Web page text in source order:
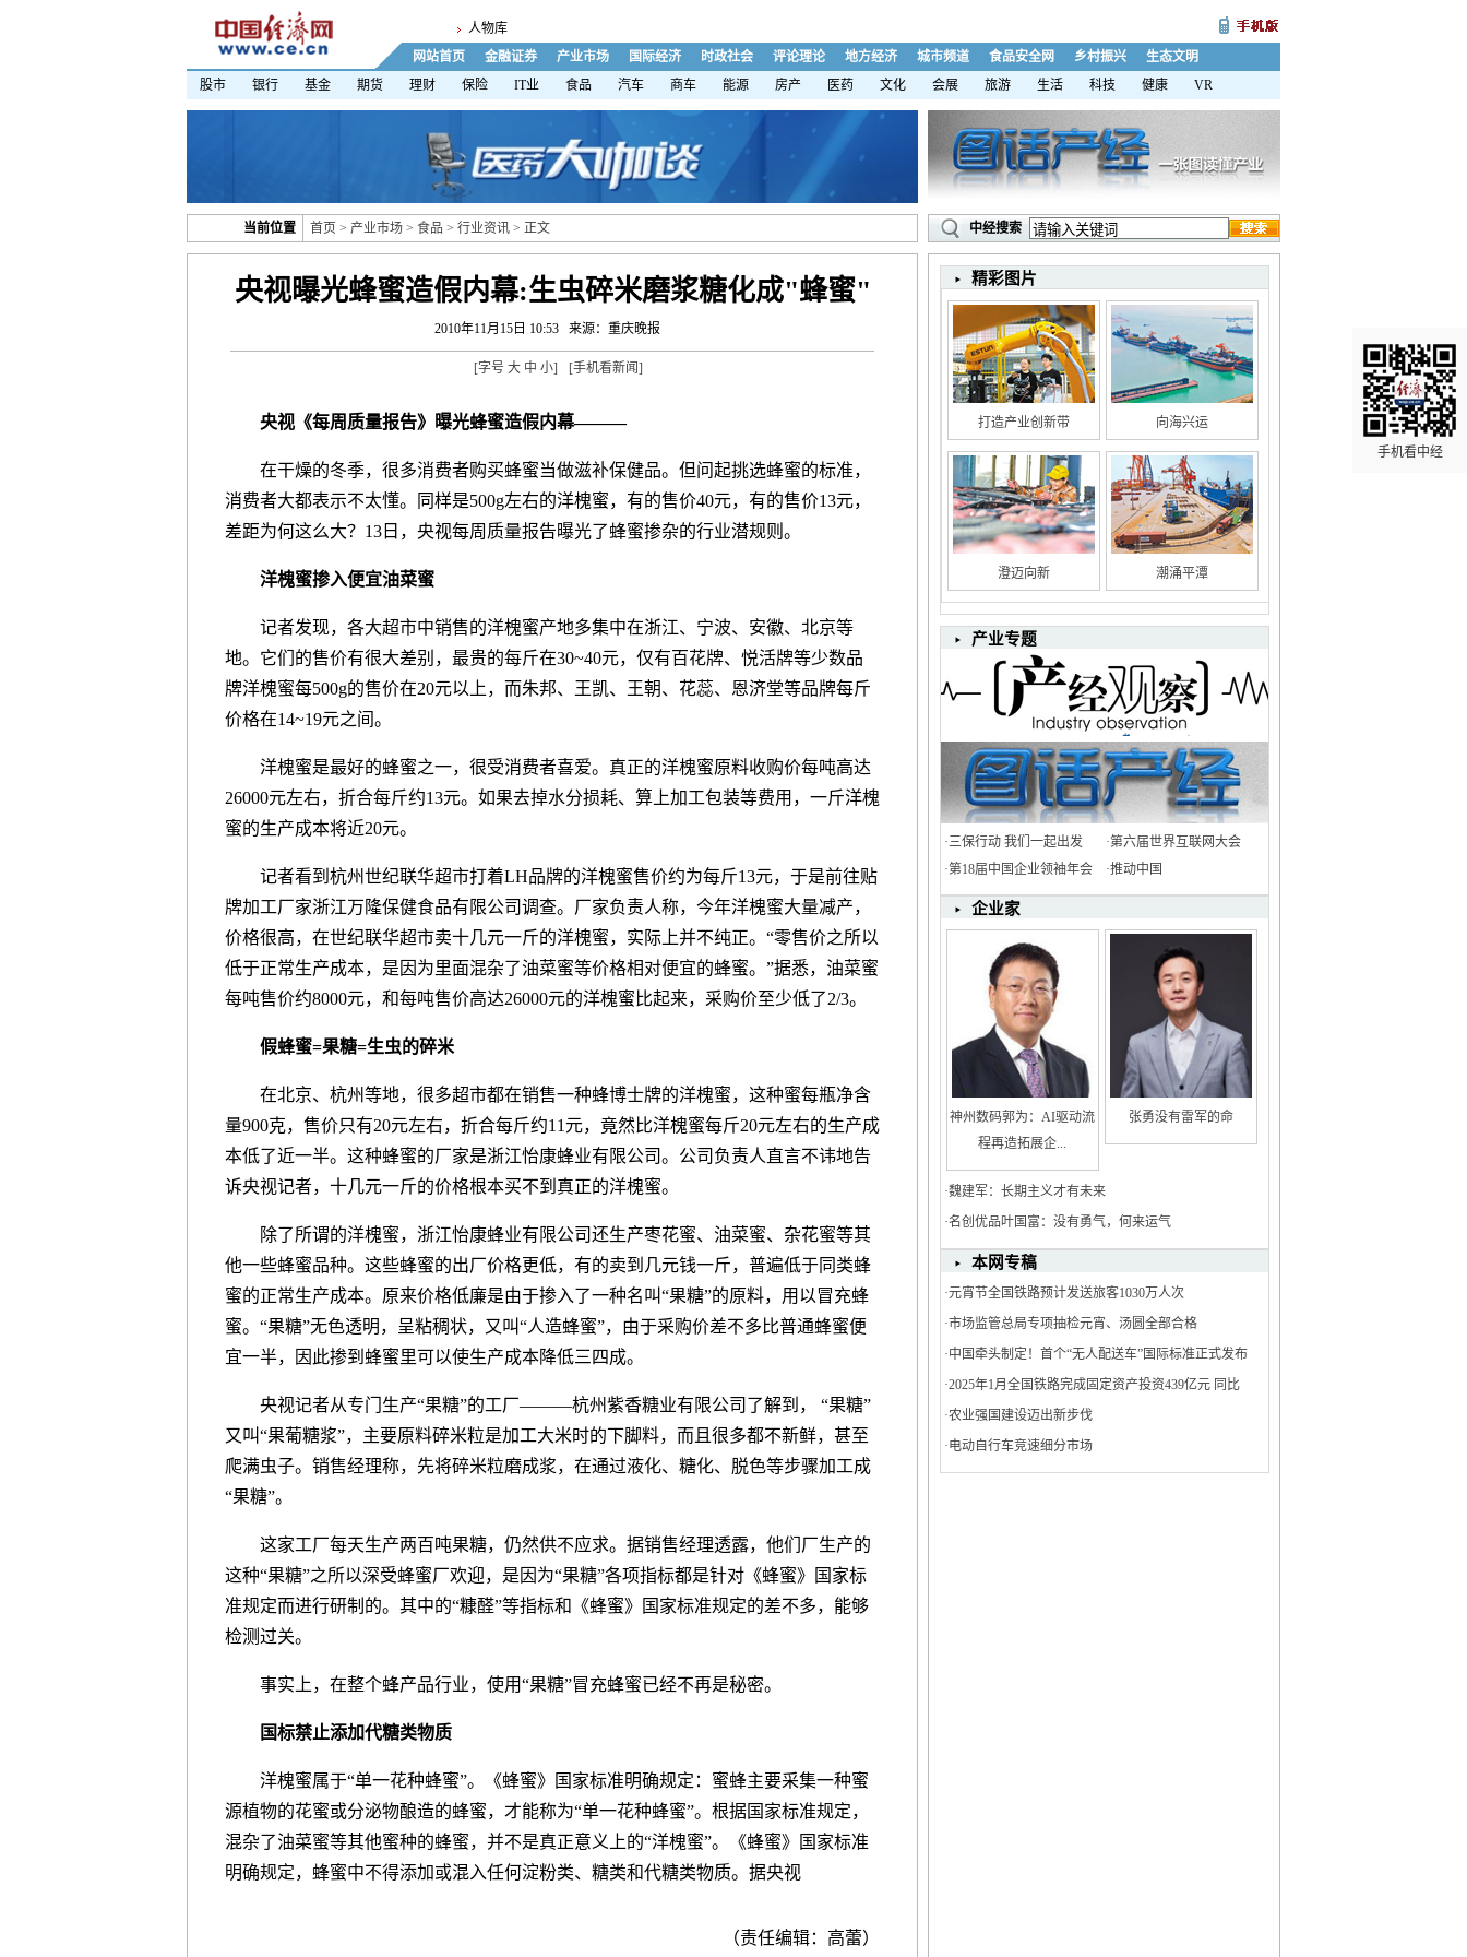
人物库
网站首页
金融证券 产业市场 国际经济 时政社会 评论理论 地方经济 城市频道 食品安全网 乡村振兴
生态文明
股市
银行 基金 期货 理财 保险 IT业 食品 汽车 商车 能源 房产 医药 文化 会展 旅游 生活 科技 健康 VR
当前位置 首页 > 产业市场 > 食品 > 行业资讯 > 正文 中经搜索
央视曝光蜂蜜造假内幕:生虫碎米磨浆糖化成"蜂蜜"
2010年11月15日 10:53 来源：重庆晚报
[字号 大 中 小] [手机看新闻]
央视《每周质量报告》曝光蜂蜜造假内幕———
在干燥的冬季，很多消费者购买蜂蜜当做滋补保健品。但问起挑选蜂蜜的标准，
消费者大都表示不太懂。同样是500g左右的洋槐蜜，有的售价40元，有的售价13元，
差距为何这么大？13日，央视每周质量报告曝光了蜂蜜掺杂的行业潜规则。
洋槐蜜掺入便宜油菜蜜
记者发现，各大超市中销售的洋槐蜜产地多集中在浙江、宁波、安徽、北京等
地。它们的售价有很大差别，最贵的每斤在30~40元，仅有百花牌、悦活牌等少数品
牌洋槐蜜每500g的售价在20元以上，而朱邦、王凯、王朝、花蕊、恩济堂等品牌每斤
价格在14~19元之间。
洋槐蜜是最好的蜂蜜之一，很受消费者喜爱。真正的洋槐蜜原料收购价每吨高达
26000元左右，折合每斤约13元。如果去掉水分损耗、算上加工包装等费用，一斤洋槐
蜜的生产成本将近20元。
记者看到杭州世纪联华超市打着LH品牌的洋槐蜜售价约为每斤13元，于是前往贴
牌加工厂家浙江万隆保健食品有限公司调查。厂家负责人称，今年洋槐蜜大量减产，
价格很高，在世纪联华超市卖十几元一斤的洋槐蜜，实际上并不纯正。“零售价之所以
低于正常生产成本，是因为里面混杂了油菜蜜等价格相对便宜的蜂蜜。”据悉，油菜蜜
每吨售价约8000元，和每吨售价高达26000元的洋槐蜜比起来，采购价至少低了2/3。
假蜂蜜=果糖=生虫的碎米
在北京、杭州等地，很多超市都在销售一种蜂博士牌的洋槐蜜，这种蜜每瓶净含
量900克，售价只有20元左右，折合每斤约11元，竟然比洋槐蜜每斤20元左右的生产成
本低了近一半。这种蜂蜜的厂家是浙江怡康蜂业有限公司。公司负责人直言不讳地告
诉央视记者，十几元一斤的价格根本买不到真正的洋槐蜜。
除了所谓的洋槐蜜，浙江怡康蜂业有限公司还生产枣花蜜、油菜蜜、杂花蜜等其
他一些蜂蜜品种。这些蜂蜜的出厂价格更低，有的卖到几元钱一斤，普遍低于同类蜂
蜜的正常生产成本。原来价格低廉是由于掺入了一种名叫“果糖”的原料，用以冒充蜂
蜜。“果糖”无色透明，呈粘稠状，又叫“人造蜂蜜”，由于采购价差不多比普通蜂蜜便
宜一半，因此掺到蜂蜜里可以使生产成本降低三四成。
央视记者从专门生产“果糖”的工厂———杭州紫香糖业有限公司了解到， “果糖”
又叫“果葡糖浆”，主要原料碎米粒是加工大米时的下脚料，而且很多都不新鲜，甚至
爬满虫子。销售经理称，先将碎米粒磨成浆，在通过液化、糖化、脱色等步骤加工成
“果糖”。
这家工厂每天生产两百吨果糖，仍然供不应求。据销售经理透露，他们厂生产的
这种“果糖”之所以深受蜂蜜厂欢迎，是因为“果糖”各项指标都是针对《蜂蜜》国家标
准规定而进行研制的。其中的“糠醛”等指标和《蜂蜜》国家标准规定的差不多，能够
检测过关。
事实上，在整个蜂产品行业，使用“果糖”冒充蜂蜜已经不再是秘密。
国标禁止添加代糖类物质
洋槐蜜属于“单一花种蜂蜜”。《蜂蜜》国家标准明确规定：蜜蜂主要采集一种蜜
源植物的花蜜或分泌物酿造的蜂蜜，才能称为“单一花种蜂蜜”。根据国家标准规定，
混杂了油菜蜜等其他蜜种的蜂蜜，并不是真正意义上的“洋槐蜜”。《蜂蜜》国家标准
明确规定，蜂蜜中不得添加或混入任何淀粉类、糖类和代糖类物质。据央视
（责任编辑：高蕾）
精彩图片
打造产业创新带 向海兴运
澄迈向新 潮涌平潭
产业专题
·三保行动 我们一起出发 ·第六届世界互联网大会
·第18届中国企业领袖年会 ·推动中国
企业家
神州数码郭为：AI驱动流
程再造拓展企...
张勇没有雷军的命
·魏建军：长期主义才有未来
·名创优品叶国富：没有勇气，何来运气
本网专稿
·元宵节全国铁路预计发送旅客1030万人次
·市场监管总局专项抽检元宵、汤圆全部合格
·中国牵头制定！首个“无人配送车”国际标准正式发布
·2025年1月全国铁路完成固定资产投资439亿元 同比
增长3.7%
·农业强国建设迈出新步伐
·电动自行车竞速细分市场
手机看中经